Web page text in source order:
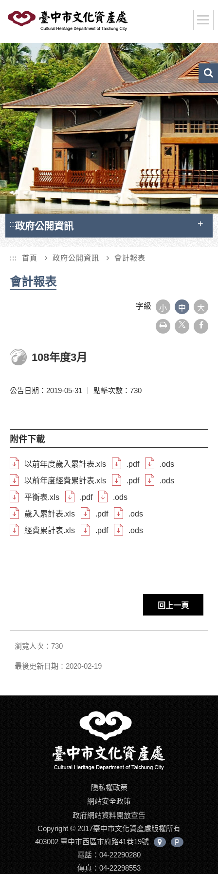
要
內
容
區
塊
:::政府公開資訊
::: 首頁 政府公開資訊 會計報表
會計報表
字級 小 中 大
友
善
108年度3月
公告日期：2019-05-31 ｜ 點擊次數：730
附件下載
以前年度歲入累計表.xls .pdf
.ods
以前年度經費累計表.xls
.pdf
.ods
平衡表.xls
.pdf
.ods
歲入累計表.xls
.pdf
.ods
經費累計表.xls
.pdf .ods
回上一頁
瀏覽人次：730
最後更新日期：2020-02-19
隱私權政策
網站安全政策
政府網站資料開放宣告
Copyright © 2017臺中市文化資產處版權所有
403002 臺中市西區市府路41巷19號
中
P
電話：04-22290280
傳真：04-22298553
文
化
資
搜
尋